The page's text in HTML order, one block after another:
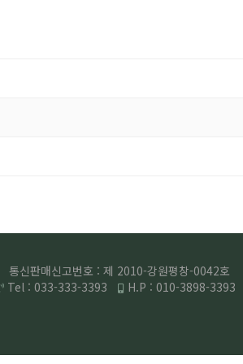
통신판매신고번호 : 제 2010-강원평창-0042호
Tel : 033-333-3393 H.P : 010-3898-3393